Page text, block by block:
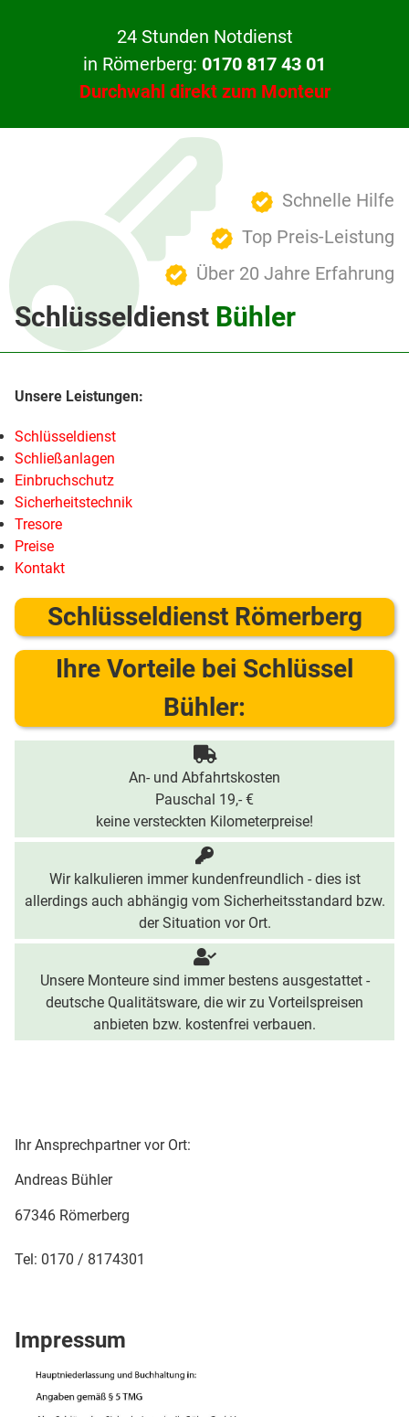
24 Stunden Notdienst
in Römerberg: 0170 817 43 01
Durchwahl direkt zum Monteur
Schnelle Hilfe
Top Preis-Leistung
Über 20 Jahre Erfahrung
Schlüsseldienst Bühler
Schlüsseldienst
Schließanlagen
Einbruchschutz
Sicherheitstechnik
Tresore
Preise
Kontakt
Schlüsseldienst Römerberg
Ihre Vorteile bei Schlüssel
Bühler:
An- und Abfahrtskosten
Pauschal 19,- €
keine versteckten Kilometerpreise!
Wir kalkulieren immer kundenfreundlich - dies ist
allerdings auch abhängig vom Sicherheitsstandard bzw.
der Situation vor Ort.
Unsere Monteure sind immer bestens ausgestattet -
deutsche Qualitätsware, die wir zu Vorteilspreisen
anbieten bzw. kostenfrei verbauen.
Ihr Ansprechpartner vor Ort:
Andreas Bühler
67346 Römerberg
Tel: 0170 / 8174301
Impressum